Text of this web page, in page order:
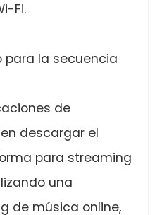
Fi.
para la secuencia
de
descargar el
para streaming
una
de música online,